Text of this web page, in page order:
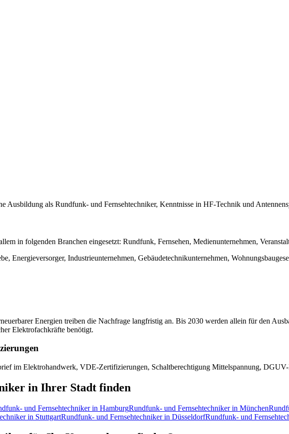
Ausbildung als Rundfunk- und Fernsehtechniker, Kenntnisse in HF-Technik und
in folgenden Branchen eingesetzt: Rundfunk, Fernsehen, Medienunternehmen,
Energieversorger, Industrieunternehmen, Gebäudetechnikunternehmen,
Energien treiben die Nachfrage langfristig an. Bis 2030 werden allein für den
Elektrofachkräfte benötigt.
im Elektrohandwerk, VDE-Zertifizierungen, Schaltberechtigung Mittelspannung,
in Ihrer Stadt finden
und Fernsehtechnikerin HamburgRundfunk- und Fernsehtechnikerin München
in StuttgartRundfunk- und Fernsehtechnikerin DüsseldorfRundfunk- und